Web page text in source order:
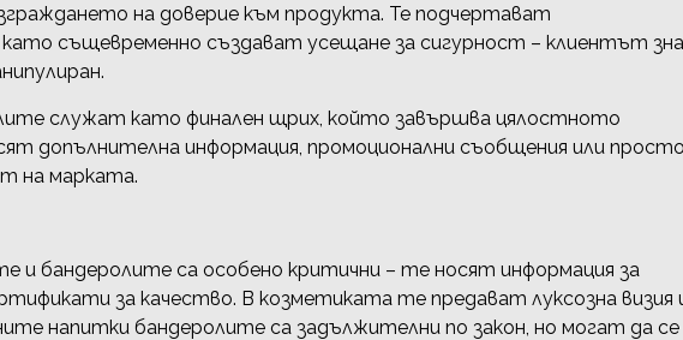
на доверие към продукта. Те подчертават
същевременно създават усещане за сигурност – клиентът
служат като финален щрих, който завършва цялостното
допълнителна информация, промоционални съобщения или
на марката.
бандеролите са особено критични – те носят информация за
за качество. В козметиката те предават луксозна визия
напитки бандеролите са задължителни по закон, но могат да се